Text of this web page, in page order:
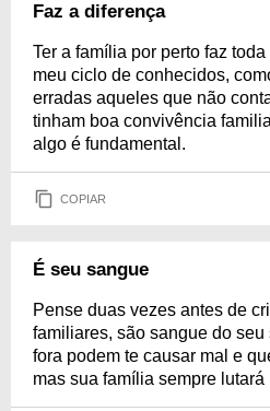
Faz a diferença
Ter a família por perto faz
meu ciclo de conhecidos,
erradas aqueles que não
tinham boa convivência
algo é fundamental.
COPIAR
É seu sangue
Pense duas vezes antes de
familiares, são sangue do
fora podem te causar mal e
mas sua família sempre lutará